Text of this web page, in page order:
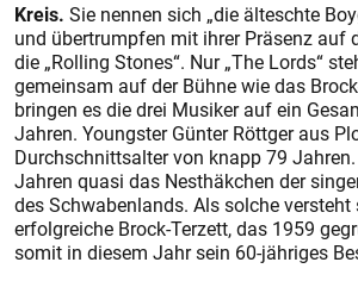
Kreis. Sie nennen sich „die älteschte
und übertrumpfen mit ihrer Präsenz auf
die „Rolling Stones“. Nur „The Lords“
gemeinsam auf der Bühne wie das
bringen es die drei Musiker auf ein
Jahren. Youngster Günter Röttger aus
Durchschnittsalter von knapp 79
Jahren quasi das Nesthäkchen der
des Schwabenlands. Als solche versteht
erfolgreiche Brock-Terzett, das 1959
somit in diesem Jahr sein 60-jähriges